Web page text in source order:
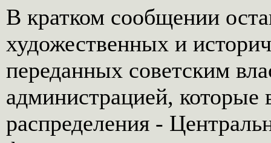
В кратком сообщении
художественных и
переданных советским
администрацией, которые
распределения -